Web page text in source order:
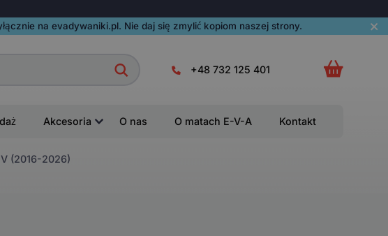
na evadywaniki.pl. Nie daj się zmylić kopiom naszej strony.
+48 732 125 401
Akcesoria O nas O matach E-V-A Kontakt
(2016-2026)